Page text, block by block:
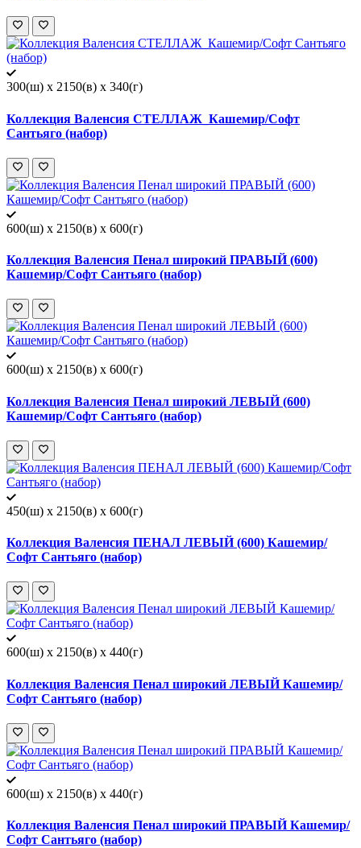
300(ш) x 2150(в) x 340(г)
Коллекция Валенсия СТЕЛЛАЖ_Кашемир/Софт
Сантьяго (набор)
600(ш) x 2150(в) x 600(г)
Коллекция Валенсия Пенал широкий ПРАВЫЙ (600)
Кашемир/Софт Сантьяго (набор)
600(ш) x 2150(в) x 600(г)
Коллекция Валенсия Пенал широкий ЛЕВЫЙ (600)
Кашемир/Софт Сантьяго (набор)
450(ш) x 2150(в) x 600(г)
Коллекция Валенсия ПЕНАЛ ЛЕВЫЙ (600) Кашемир/
Софт Сантьяго (набор)
600(ш) x 2150(в) x 440(г)
Коллекция Валенсия Пенал широкий ЛЕВЫЙ Кашемир/
Софт Сантьяго (набор)
600(ш) x 2150(в) x 440(г)
Коллекция Валенсия Пенал широкий ПРАВЫЙ Кашемир/
Софт Сантьяго (набор)